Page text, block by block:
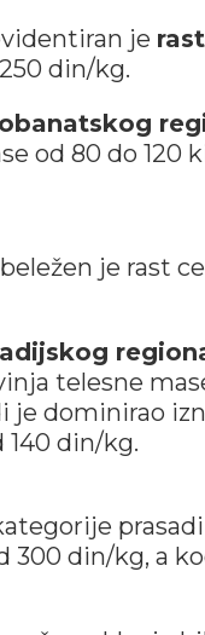
je
din/kg.
od 80 do 120
je rast
telesne
je dominirao
140 din/kg.
din/kg, a